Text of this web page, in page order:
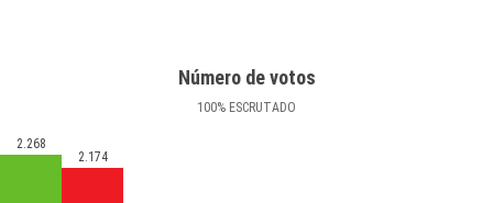
Número de votos
100% ESCRUTADO
2.268
2.174